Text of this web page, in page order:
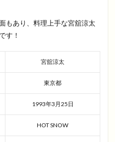
もあり、料理上手な宮舘涼太
す！
宮舘涼太
東京都
1993年3月25日
HOT SNOW